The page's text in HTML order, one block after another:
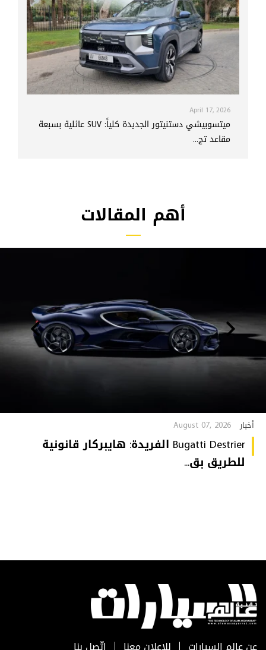
April 17, 2026
ميتسوبيشي دستنيتور الجديدة كلياً: SUV عائلية بسبعة
مقاعد تج...
أهم المقالات
أخبار August 07, 2026
Bugatti Destrier الفريدة: هايبركار قانونية
للطريق بق...